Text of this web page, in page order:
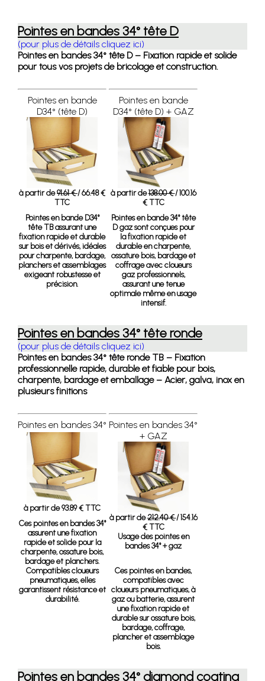
Pointes en bandes 34° tête D
(pour plus de détails cliquez ici)
Pointes en bandes 34° tête D – Fixation rapide et solide
pour tous vos projets de bricolage et construction.
Pointes en bande
D34° (tête D)
à partir de91.61 €/ 66.48 €
TTC
Pointes en bande D34°
tête TBassurant une
fixation rapide et durable
sur bois et dérivés, idéales
pour charpente, bardage,
planchers et assemblages
exigeant robustesse et
précision.
Pointes en bande
D34° (tête D) + GAZ
à partir de138.00 €/ 100.16
€ TTC
Pointes en bande 34° tête
D gazsont conçues pour
la fixation rapide et
durable en charpente,
ossature bois, bardage et
coffrage avec cloueurs
gaz professionnels,
assurant une tenue
optimale même en usage
intensif.
Pointes en bandes 34° tête ronde
(pour plus de détails cliquez ici)
Pointes en bandes 34° tête ronde TB – Fixation
professionnelle rapide, durable et fiable pour bois,
charpente, bardage et emballage – Acier, galva, inox en
plusieurs finitions
Pointes en bandes 34°
à partir de 93.89 € TTC
Ces pointes en bandes 34°
assurent une fixation
rapide et solide pour la
charpente, ossature bois,
bardage et planchers.
Compatibles cloueurs
pneumatiques, elles
garantissent résistance et
durabilité.
Pointes en bandes 34°
+ GAZ
à partir de212.40 €/ 154.16
€ TTC
Usage des pointes en
bandes 34° + gaz
Ces pointes en bandes,
compatibles avec
cloueurs pneumatiques, à
gaz ou batterie, assurent
une fixation rapide et
durable sur ossature bois,
bardage, coffrage,
plancher et assemblage
bois.
Pointes en bandes 34° diamond coating